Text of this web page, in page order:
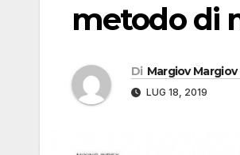
metodo di
Di Margiov Margiov
LUG 18, 2019